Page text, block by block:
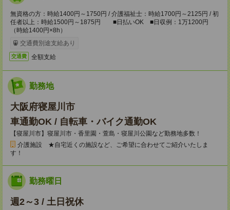
無資格の方：時給1400円～1750円 / 介護福祉士：時給1700円～2125円 / 初
任者以上：時給1500円～1875円 ■日払いOK ■日収例：1万1200円
（時給1400円×8h）
交通費別途支給あり
交通費 全額支給
勤務地
大阪府寝屋川市
車通勤OK / 自転車・バイク通勤OK
【寝屋川市】寝屋川市・香里園・萱島・寝屋川公園など勤務地多数！
介護施設 ★自宅近くの施設など、ご希望に合わせてご紹介いたしま
す！
勤務曜日
週2～3 / 土日祝休